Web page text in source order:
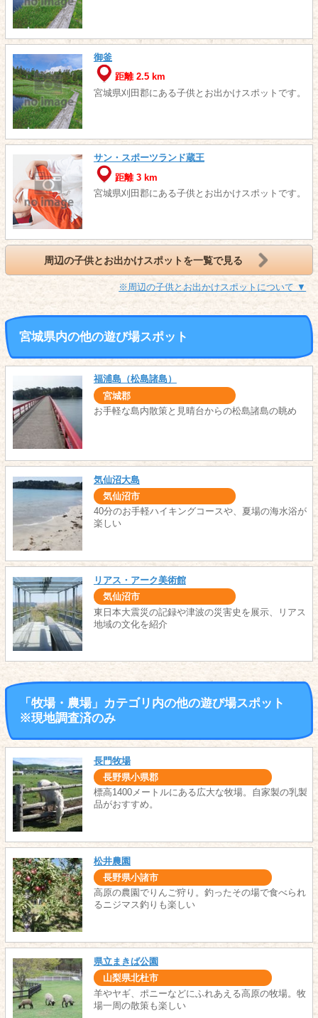
御釜
距離 2.5 km
宮城県刈田郡にある子供とお出かけスポットです。
サン・スポーツランド蔵王
距離 3 km
宮城県刈田郡にある子供とお出かけスポットです。
周辺の子供とお出かけスポットを一覧で見る
※周辺の子供とお出かけスポットについて ▼
宮城県内の他の遊び場スポット
福浦島（松島諸島）
宮城郡
お手軽な島内散策と見晴台からの松島諸島の眺め
気仙沼大島
気仙沼市
40分のお手軽ハイキングコースや、夏場の海水浴が
楽しい
リアス・アーク美術館
気仙沼市
東日本大震災の記録や津波の災害史を展示、リアス
地域の文化を紹介
「牧場・農場」カテゴリ内の他の遊び場スポット
※現地調査済のみ
長門牧場
長野県小県郡
標高1400メートルにある広大な牧場。自家製の乳製
品がおすすめ。
松井農園
長野県小諸市
高原の農園でりんご狩り。釣ったその場で食べられ
るニジマス釣りも楽しい
県立まきば公園
山梨県北杜市
羊やヤギ、ポニーなどにふれあえる高原の牧場。牧
場一周の散策も楽しい